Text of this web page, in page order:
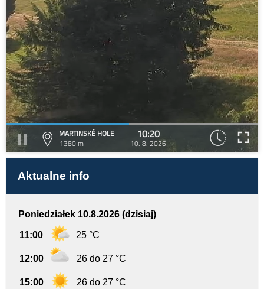
MARTINSKÉ HOLE
1380 m
10:20
10. 8. 2026
Aktualne info
Poniedziałek 10.8.2026 (dzisiaj)
11:00 25 °C
12:00 26 do 27 °C
15:00 26 do 27 °C